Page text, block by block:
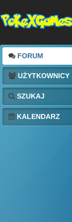
FORUM
UŻYTKOWNICY
SZUKAJ
KALENDARZ